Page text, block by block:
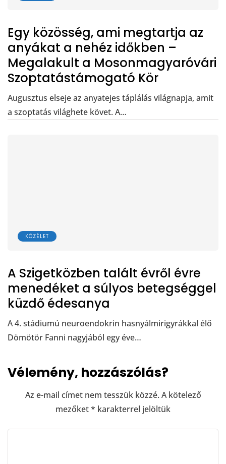
Egy közösség, ami megtartja az
anyákat a nehéz időkben –
Megalakult a Mosonmagyaróvári
Szoptatástámogató Kör
Augusztus elseje az anyatejes táplálás világnapja, amit
a szoptatás világhete követ. A…
KÖZÉLET
A Szigetközben talált évről évre
menedéket a súlyos betegséggel
küzdő édesanya
A 4. stádiumú neuroendokrin hasnyálmirigyrákkal élő
Dömötör Fanni nagyjából egy éve…
Vélemény, hozzászólás?
Az e-mail címet nem tesszük közzé. A kötelező
mezőket* karakterrel jelöltük